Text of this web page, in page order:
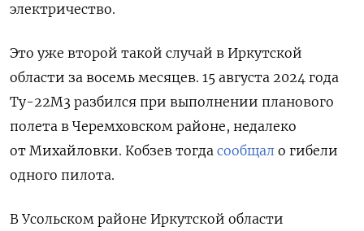
электричество.
Это уже второй такой случай в Иркутской
области за восемь месяцев. 15 августа 2024 года
Ту-22М3 разбился при выполнении планового
полета в Черемховском районе, недалеко
от Михайловки. Кобзев тогда сообщал о гибели
одного пилота.
В Усольском районе Иркутской области